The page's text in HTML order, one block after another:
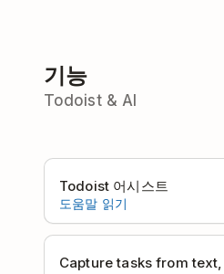
기능
Todoist & AI
Todoist 어시스트
도움말 읽기
Capture tasks from text,